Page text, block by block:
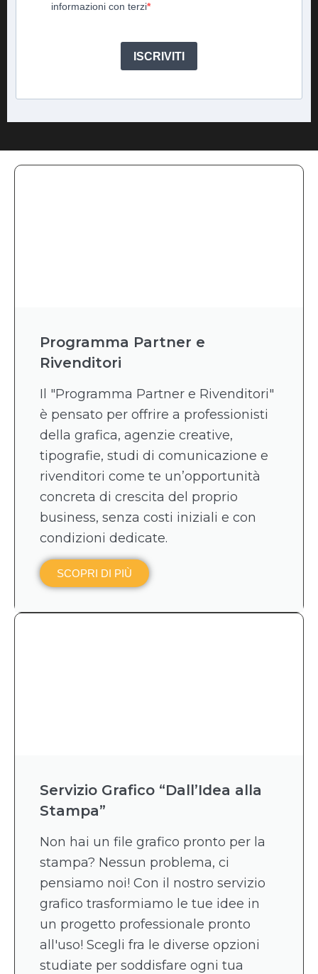
informazioni con terzi
ISCRIVITI
Programma Partner e
Rivenditori
Il "Programma Partner e Rivenditori"
è pensato per offrire a professionisti
della grafica, agenzie creative,
tipografie, studi di comunicazione e
rivenditori come te un’opportunità
concreta di crescita del proprio
business, senza costi iniziali e con
condizioni dedicate.
SCOPRI DI PIÙ
Servizio Grafico “Dall’Idea alla
Stampa”
Non hai un file grafico pronto per la
stampa? Nessun problema, ci
pensiamo noi! Con il nostro servizio
grafico trasformiamo le tue idee in
un progetto professionale pronto
all'uso! Scegli fra le diverse opzioni
studiate per soddisfare ogni tua